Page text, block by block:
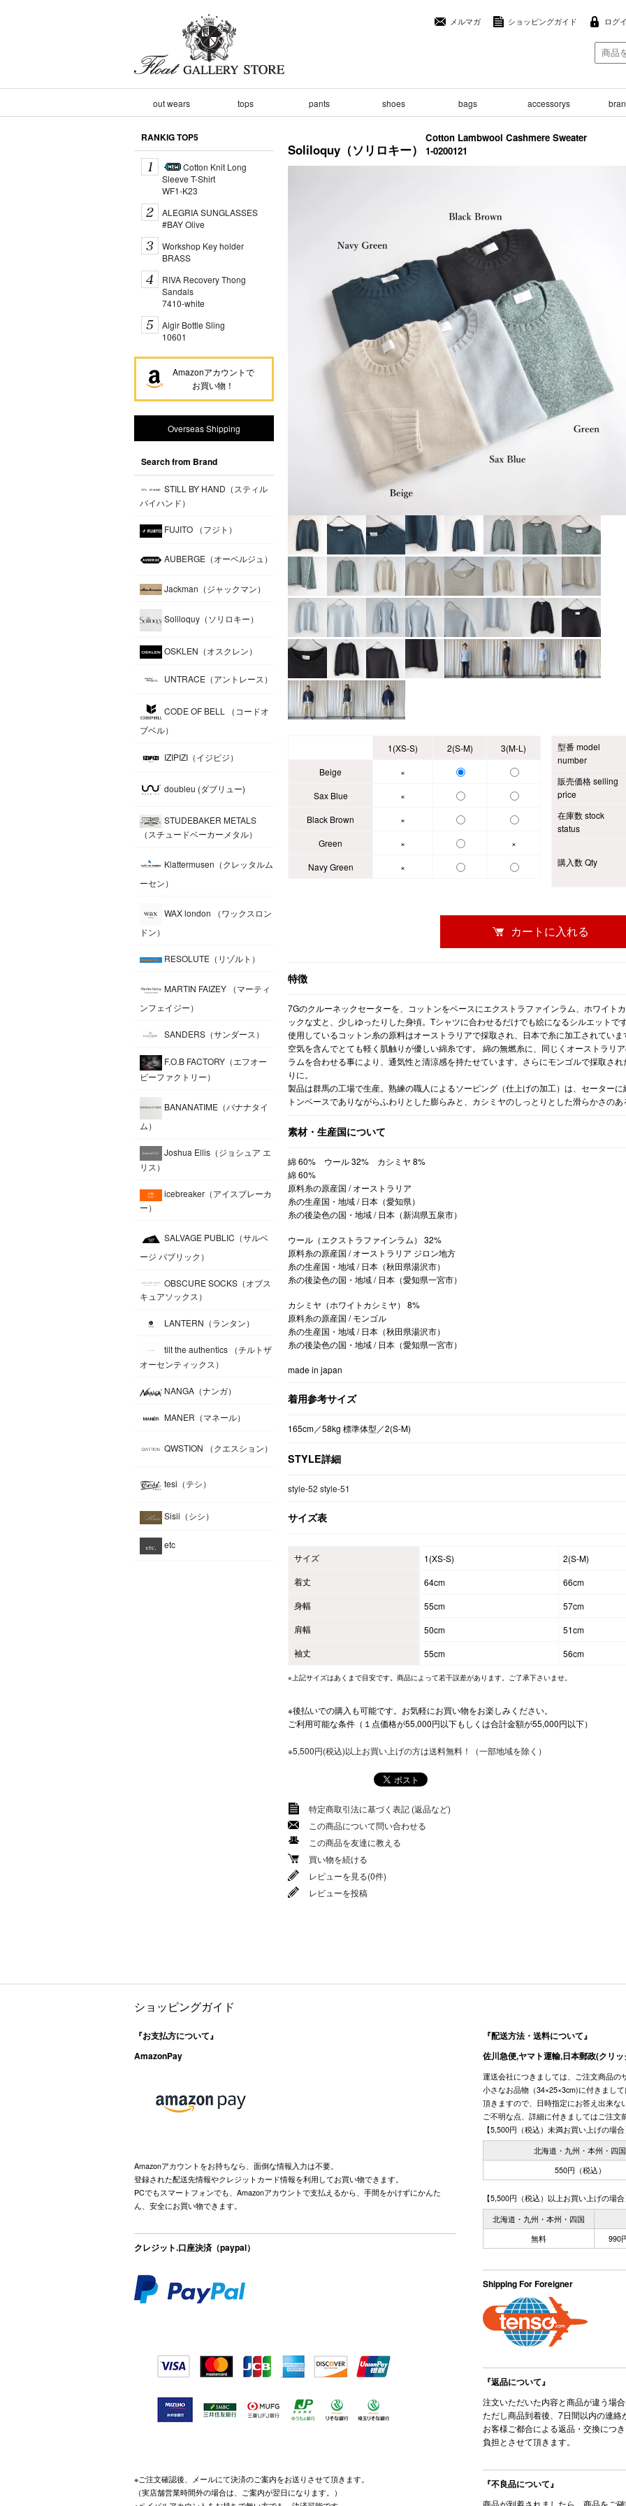
メルマガ ショッピングガイド ログ
out wears tops pants shoes bags accessorys
RANKIG TOP5
Cotton Knit Long
Sleeve T-Shirt
WF1-K23
ALEGRIA SUNGLASSES
#BAY Olive
Workshop Key holder
BRASS
RIVA Recovery Thong
Sandals
7410-white
Algir Bottle Sling
10601
Amazonアカウントで
お買い物！
Overseas Shipping
Search from Brand
STILL BY HAND（スティル
バイハンド）
FUJITO （フジト）
AUBERGE（オーベルジュ）
Jackman（ジャックマン）
Soliloquy（ソリロキー）
OSKLEN（オスクレン）
UNTRACE（アントレース）
CODE OF BELL （コードオ
ブベル）
IZIPIZI（イジピジ）
doubleu (ダブリュー)
STUDEBAKER METALS
（スチュードベーカーメタル）
Klattermusen（クレッタルム
ーセン）
WAX london （ワックスロン
ドン）
RESOLUTE（リゾルト）
MARTIN FAIZEY （マーティ
ンフェイジー）
SANDERS（サンダース）
F.O.B FACTORY（エフオー
ビーファクトリー）
BANANATIME（バナナタイ
ム）
Joshua Ellis（ジョシュア エ
リス）
icebreaker（アイスブレーカ
ー）
SALVAGE PUBLIC（サルベ
ージ パブリック）
OBSCURE SOCKS（オブス
キュアソックス）
LANTERN（ランタン）
tilt the authentics （チルトザ
オーセンティックス）
NANGA（ナンガ）
MANER（マネール）
QWSTION （クエスション）
tesi（テシ）
Sisii（シシ）
etc
Soliloquy（ソリロキー）
Cotton Lambwool Cashmere Sweater
1-0200121
1(XS-S) 2(S-M)
3(M-L)
Beige
×
Sax Blue
×
Black Brown
×
Green
×
×
Navy Green
×
型番 model
number
販売価格 selling
price
在庫数 stock
status
購入数 Qty
特徴
7Gのクルーネックセーターを、コットンをベースにエクストラファインラム、ホワイト
ックな丈と、少しゆったりした身頃。Tシャツに合わせるだけでも絵になるシルエットです
使用しているコットン糸の原料はオーストラリアで採取され、日本で糸に加工されていま
空気を含んでとても軽く肌触りが優しい綿糸です。 綿の無燃糸に、同じくオーストラリ
ラムを合わせる事により、通気性と清涼感を持たせています。さらにモンゴルで採取さ
りに。
製品は群馬の工場で生産。熟練の職人によるソーピング（仕上げの加工）は、セーター
トンベースでありながらふわりとした膨らみと、カシミヤのしっとりとした滑らかさのあ
素材・生産国について
綿 60% ウール 32% カシミヤ 8%
綿 60%
原料糸の原産国 / オーストラリア
糸の生産国・地域 / 日本（愛知県）
糸の後染色の国・地域 / 日本（新潟県五泉市）
ウール（エクストラファインラム） 32%
原料糸の原産国 / オーストラリア ジロン地方
糸の生産国・地域 / 日本（秋田県湯沢市）
糸の後染色の国・地域 / 日本（愛知県一宮市）
カシミヤ（ホワイトカシミヤ） 8%
原料糸の原産国 / モンゴル
糸の生産国・地域 / 日本（秋田県湯沢市）
糸の後染色の国・地域 / 日本（愛知県一宮市）
made in japan
着用参考サイズ
165cm／58kg 標準体型／2(S-M)
STYLE詳細
style-52 style-51
サイズ表
サイズ 1(XS-S) 2(S-M)
着丈
64cm 66cm
身幅
55cm 57cm
肩幅
50cm 51cm
袖丈
55cm 56cm
※上記サイズはあくまで目安です。商品によって若干誤差があります。ご了承下さいませ。
※後払いでの購入も可能です。お気軽にお買い物をお楽しみください。
ご利用可能な条件（１点価格が55,000円以下もしくは合計金額が55,000円以下）
※5,500円(税込)以上お買い上げの方は送料無料！（一部地域を除く）
特定商取引法に基づく表記 (返品など)
この商品について問い合わせる
この商品を友達に教える
買い物を続ける
レビューを見る(0件)
レビューを投稿
ショッピングガイド
『お支払方について』
AmazonPay
Amazonアカウントをお持ちなら、面倒な情報入力は不要。
登録された配送先情報やクレジットカード情報を利用してお買い物できます。
PCでもスマートフォンでも、Amazonアカウントで支払えるから、手間をかけずにかんた
ん、安全にお買い物できます。
クレジット.口座決済（paypal）
※ご注文確認後、メールにて決済のご案内をお送りさせて頂きます。
（実店舗営業時間外の場合は、ご案内が翌日になります。）
『配送方法・送料について』
佐川急便,ヤマト運輸,日本郵政(クリ
運送会社につきましては、ご注文商品の
小さなお品物（34×25×3cm)に付きまし
頂きますので、日時指定にお答え出来な
ご不明な点、詳細に付きましてはご注文
【5,500円（税込）未満お買い上げの場合
北海道・九州・本州・四国
550円（税込）
【5,500円（税込）以上お買い上げの場合
北海道・九州・本州・四国
無料
990
Shipping For Foreigner
『返品について』
注文いただいた内容と商品が違う場
ただし商品到着後、7日間以内の連絡
お客様ご都合による返品・交換につ
負担とさせて頂きます。
『不良品について』
商品が到着されましたら、商品をご確